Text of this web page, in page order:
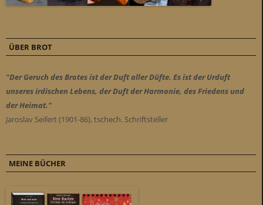
ÜBER BROT
"Der Geruch des Brotes ist der Duft aller Düfte. Es ist der Urduft
unseres irdischen Lebens, der Duft der Harmonie, des Friedens und
der Heimat."
Jaroslav Seifert (1901-86), tschech. Schriftsteller
MEINE BÜCHER